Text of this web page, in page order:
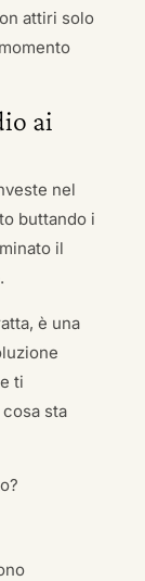
attiri solo
ai
nel
buttando i
il
.
è una
ti
sta